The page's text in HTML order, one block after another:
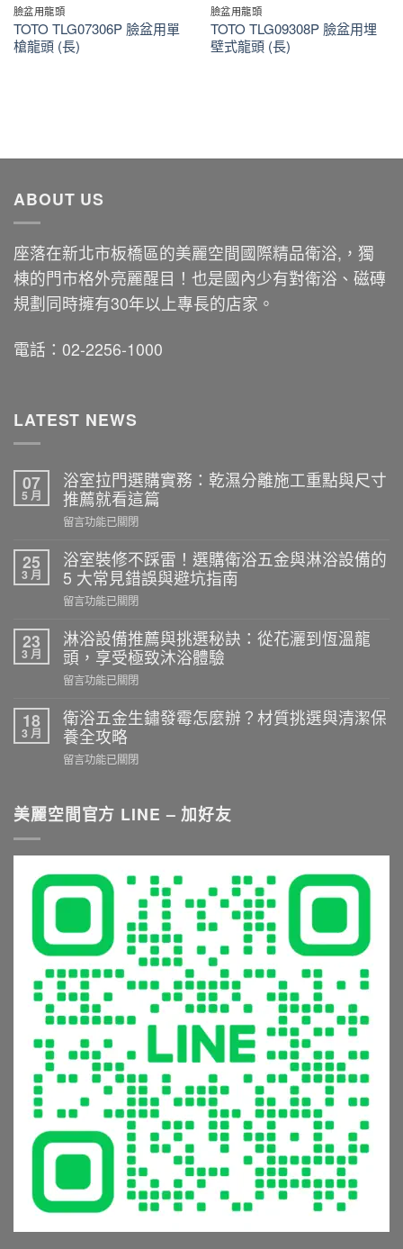
臉盆用龍頭
TOTO TLG07306P 臉盆用單
槍龍頭 (長)
臉盆用龍頭
TOTO TLG09308P 臉盆用埋
壁式龍頭 (長)
ABOUT US
座落在新北市板橋區的美麗空間國際精品衛浴,，獨
棟的門市格外亮麗醒目！也是國內少有對衛浴、磁磚
規劃同時擁有30年以上專長的店家。
電話：02-2256-1000
LATEST NEWS
07
5 月
浴室拉門選購實務：乾濕分離施工重點與尺寸
推薦就看這篇
在
室
拉
門
選
實
務：
乾
分
離
施
工
與
薦
就
這
篇〉
中
留言功能已關閉
25
3 月
浴室裝修不踩雷！選購衛浴五金與淋浴設備的
5 大常見錯誤與避坑指南
在
室
裝
修
不
雷！
選
購
五
金
淋
浴
設
5
大
常
見
誤
避
坑
南〉
中
留言功能已關閉
23
3 月
淋浴設備推薦與挑選秘訣：從花灑到恆溫龍
頭，享受極致沐浴體驗
在
浴
設
備
推
挑
從
花
到
恆
溫
龍
頭，
享
極
致
沐
浴
體
驗〉
中
留言功能已關閉
18
3 月
衛浴五金生鏽發霉怎麼辦？材質挑選與清潔保
養全攻略
在
五
金
鏽
發
霉
麼
辦？
質
挑
選
與
清
潔
保
全
攻
略〉
留言功能已關閉
美麗空間官方 LINE – 加好友